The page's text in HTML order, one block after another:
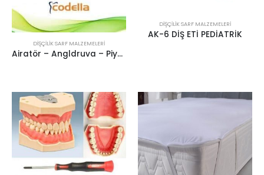
DIŞÇILIK SARF MALZEMELERI
Airatör – Angldruva – Piyasemen Codella
DIŞÇILIK SARF MALZEMELERI
AK-6 DİŞ ETİ PEDİATRİK